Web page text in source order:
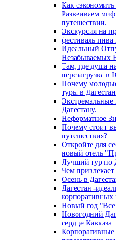
Как сэкономить
Развеиваем
путешествии.
Экскурсия на
фестиваль пива
Идеальный
Незабываемых
Там, где душа
перезагрузка
Почему
туры в
Экстремальные
Дагестану.
Неформатное
Почему стоит
путешествия?
Откройте для
новый отель
Лучший тур по
Чем привлекает
Осень в
Дагестан -
корпоративных
Новый год
Новогодний
сердце Кавказа
Корпоративные